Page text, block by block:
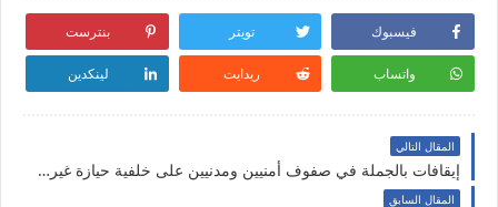
فيسبوك تويتر بنترست
واتساب ريدايت لينكدين
المقال التالي
إيقافات بالجملة في صفوف أمنيين ومدنيين على خلفية حيازة غير قانونية لآثار وكنوز
المقال السابق